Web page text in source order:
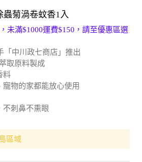
蟲菊渦卷蚊香1入
未滿$1000運費$150，請至優惠區選
「中川政七商店」推出
取原料製成
料
物的家都能放心使用
刺鼻不熏眼
區域